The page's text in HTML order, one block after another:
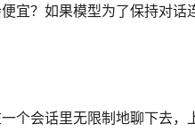
宜？如果模型为了保持对话
个会话里无限制地聊下去